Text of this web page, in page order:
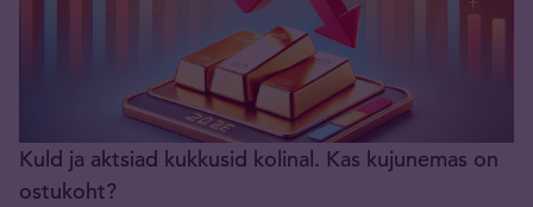
Kuld ja aktsiad kukkusid kolinal. Kas kujunemas on
ostukoht?